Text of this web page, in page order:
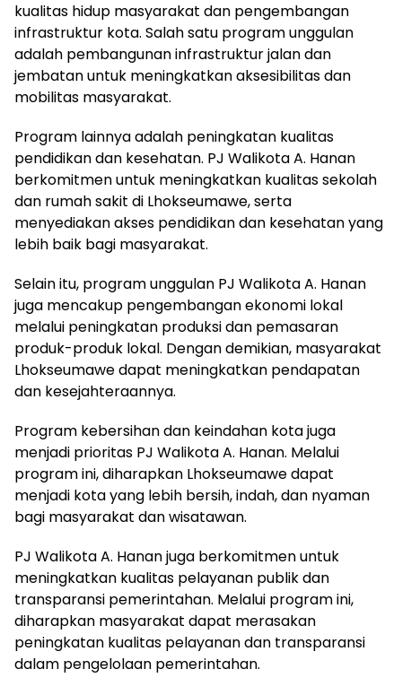
kualitas hidup masyarakat dan pengembangan
infrastruktur kota. Salah satu program unggulan
adalah pembangunan infrastruktur jalan dan
jembatan untuk meningkatkan aksesibilitas dan
mobilitas masyarakat.
Program lainnya adalah peningkatan kualitas
pendidikan dan kesehatan. PJ Walikota A. Hanan
berkomitmen untuk meningkatkan kualitas sekolah
dan rumah sakit di Lhokseumawe, serta
menyediakan akses pendidikan dan kesehatan yang
lebih baik bagi masyarakat.
Selain itu, program unggulan PJ Walikota A. Hanan
juga mencakup pengembangan ekonomi lokal
melalui peningkatan produksi dan pemasaran
produk-produk lokal. Dengan demikian, masyarakat
Lhokseumawe dapat meningkatkan pendapatan
dan kesejahteraannya.
Program kebersihan dan keindahan kota juga
menjadi prioritas PJ Walikota A. Hanan. Melalui
program ini, diharapkan Lhokseumawe dapat
menjadi kota yang lebih bersih, indah, dan nyaman
bagi masyarakat dan wisatawan.
PJ Walikota A. Hanan juga berkomitmen untuk
meningkatkan kualitas pelayanan publik dan
transparansi pemerintahan. Melalui program ini,
diharapkan masyarakat dapat merasakan
peningkatan kualitas pelayanan dan transparansi
dalam pengelolaan pemerintahan.